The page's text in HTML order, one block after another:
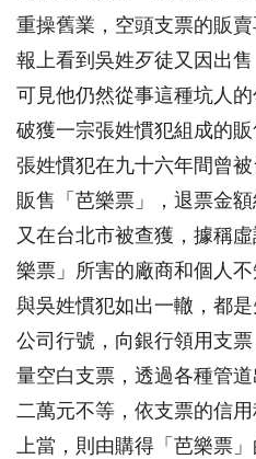
重操舊業，空頭支票的販
報上看到吳姓歹徒又因出
可見他仍然從事這種坑人
破獲一宗張姓慣犯組成的
張姓慣犯在九十六年間曾
販售「芭樂票」，退票金
又在台北市被查獲，據稱
樂票」所害的廠商和個人
與吳姓慣犯如出一轍，都
公司行號，向銀行領用支
量空白支票，透過各種管
二萬元不等，依支票的信
上當，則由購得「芭樂票